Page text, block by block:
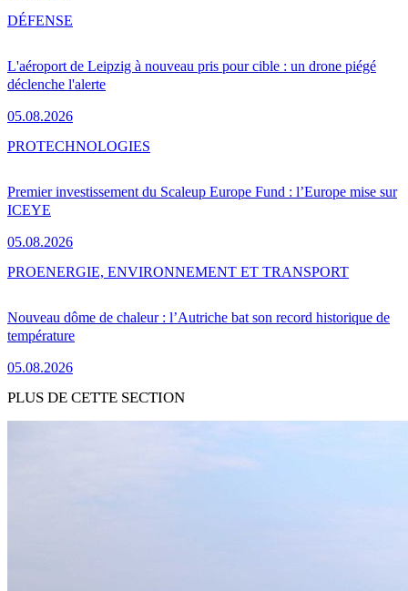
L'aéroport de Leipzig à nouveau pris pour cible : un drone piégé
déclenche l'alerte
05.08.2026
DÉFENSE
Premier investissement du Scaleup Europe Fund : l’Europe mise sur
ICEYE
05.08.2026
PROTECHNOLOGIES
Nouveau dôme de chaleur : l’Autriche bat son record historique de
température
05.08.2026
PROENERGIE, ENVIRONNEMENT ET TRANSPORT
PLUS DE CETTE SECTION